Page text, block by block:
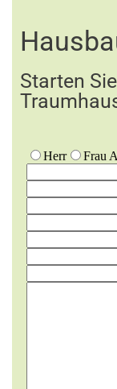
Starten